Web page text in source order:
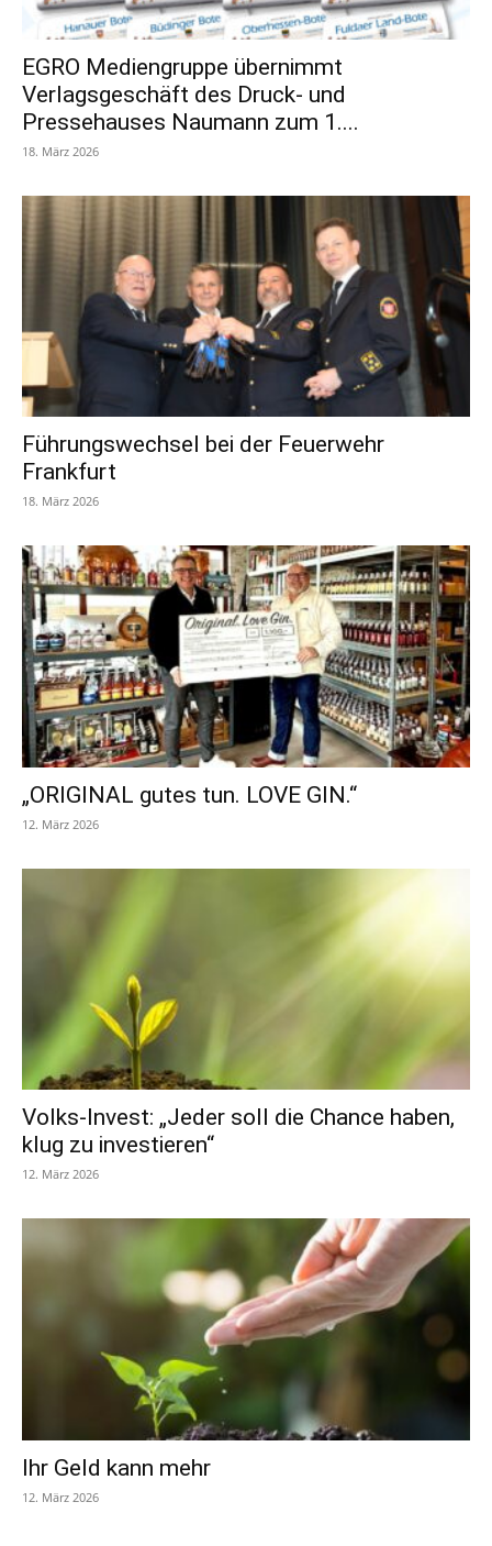
EGRO Mediengruppe übernimmt
Verlagsgeschäft des Druck- und
Pressehauses Naumann zum 1....
18. März 2026
Führungswechsel bei der Feuerwehr
Frankfurt
18. März 2026
„ORIGINAL gutes tun. LOVE GIN.“
12. März 2026
Volks-Invest: „Jeder soll die Chance haben,
klug zu investieren“
12. März 2026
Ihr Geld kann mehr
12. März 2026